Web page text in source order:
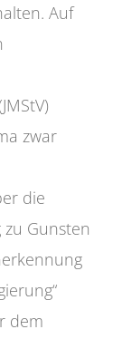
Auf
zwar
die
Gunsten
dem